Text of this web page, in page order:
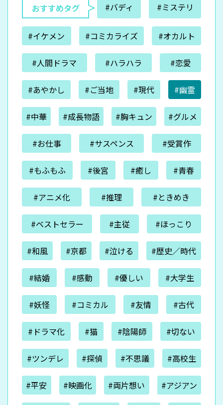
おすすめタグ #バディ #ミステリ
#イケメン #コミカライズ #オカルト
#人間ドラマ #ハラハラ #恋愛
#あやかし #ご当地 #現代 #幽霊
#中華 #成長物語 #胸キュン #グルメ
#お仕事 #サスペンス #受賞作
#もふもふ #後宮 #癒し #青春
#アニメ化 #推理 #ときめき
#ベストセラー #主従 #ほっこり
#和風 #京都 #泣ける #歴史／時代
#結婚 #感動 #優しい #大学生
#妖怪 #コミカル #友情 #古代
#ドラマ化 #猫 #陰陽師 #切ない
#ツンデレ #探偵 #不思議 #高校生
#平安 #映画化 #両片想い #アジアン